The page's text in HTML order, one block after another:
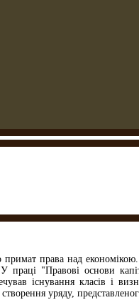
права над
У праці "Правові основи
існування класів і
уряду,